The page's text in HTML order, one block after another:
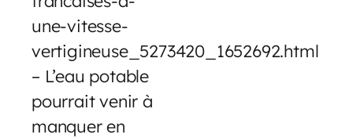
une-vitesse-
vertigineuse_5273420_1652692.html
– L’eau potable
pourrait venir à
manquer en